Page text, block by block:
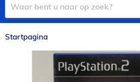
Startpagina